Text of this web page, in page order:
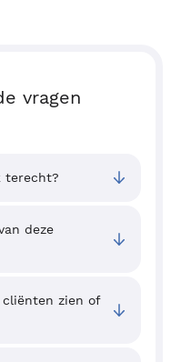
vragen
terecht?
deze
cliënten zien of